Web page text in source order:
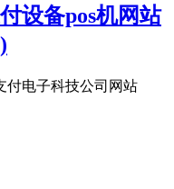
设备pos机网站
付电子科技公司网站